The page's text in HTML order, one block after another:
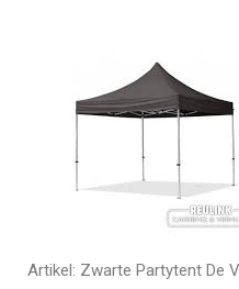
Artikel: Zwarte Partytent De